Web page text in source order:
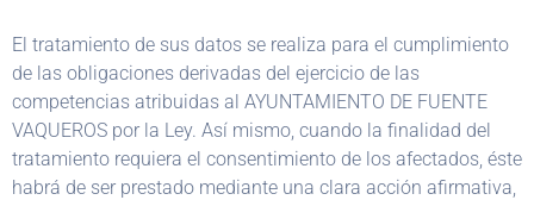
El tratamiento de sus datos se realiza para el cumplimiento
de las obligaciones derivadas del ejercicio de las
competencias atribuidas al AYUNTAMIENTO DE FUENTE
VAQUEROS por la Ley. Así mismo, cuando la finalidad del
tratamiento requiera el consentimiento de los afectados, éste
habrá de ser prestado mediante una clara acción afirmativa,